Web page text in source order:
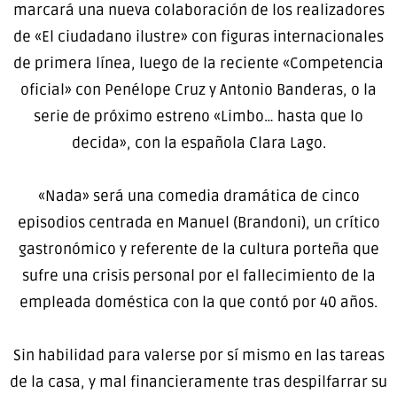
marcará una nueva colaboración de los realizadores
de «El ciudadano ilustre» con figuras internacionales
de primera línea, luego de la reciente «Competencia
oficial» con Penélope Cruz y Antonio Banderas, o la
serie de próximo estreno «Limbo… hasta que lo
decida», con la española Clara Lago.
«Nada» será una comedia dramática de cinco
episodios centrada en Manuel (Brandoni), un crítico
gastronómico y referente de la cultura porteña que
sufre una crisis personal por el fallecimiento de la
empleada doméstica con la que contó por 40 años.
Sin habilidad para valerse por sí mismo en las tareas
de la casa, y mal financieramente tras despilfarrar su